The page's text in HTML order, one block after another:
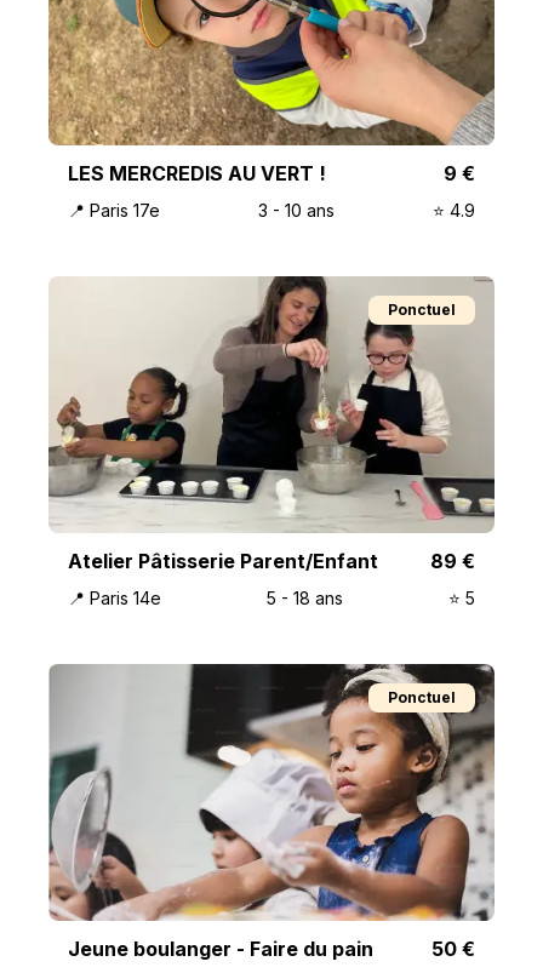
LES MERCREDIS AU VERT ! 9 €
📍 Paris 17e 3 - 10 ans ⭐️ 4.9
Ponctuel
Atelier Pâtisserie Parent/Enfant 89 €
📍 Paris 14e 5 - 18 ans ⭐️ 5
Ponctuel
Jeune boulanger - Faire du pain 50 €